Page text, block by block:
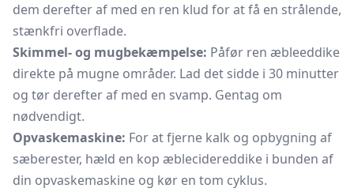
dem derefter af med en ren klud for at få en strålende,
stænkfri overflade.
Skimmel- og mugbekæmpelse: Påfør ren æbleeddike
direkte på mugne områder. Lad det sidde i 30 minutter
og tør derefter af med en svamp. Gentag om
nødvendigt.
Opvaskemaskine: For at fjerne kalk og opbygning af
sæberester, hæld en kop æblecidereddike i bunden af
din opvaskemaskine og kør en tom cyklus.